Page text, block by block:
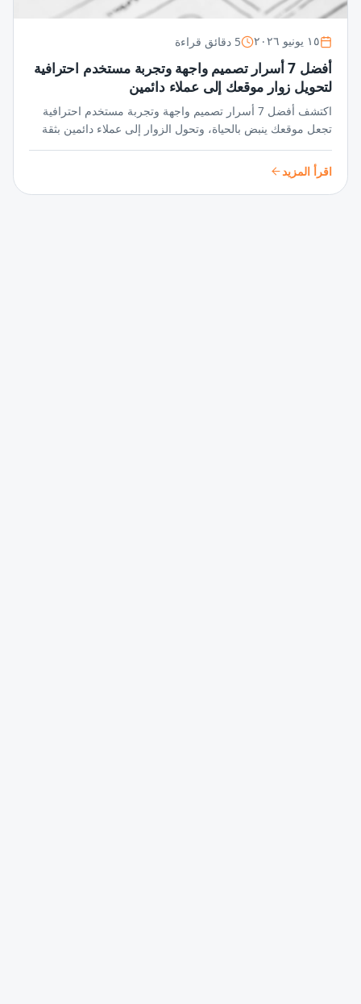
١٥ يونيو ٢٠٢٦ 5 دقائق قراءة
أفضل 7 أسرار تصميم واجهة وتجربة مستخدم احترافية
لتحويل زوار موقعك إلى عملاء دائمين
اكتشف أفضل 7 أسرار تصميم واجهة وتجربة مستخدم احترافية
تجعل موقعك ينبض بالحياة، وتحول الزوار إلى عملاء دائمين بثقة
اقرأ المزيد